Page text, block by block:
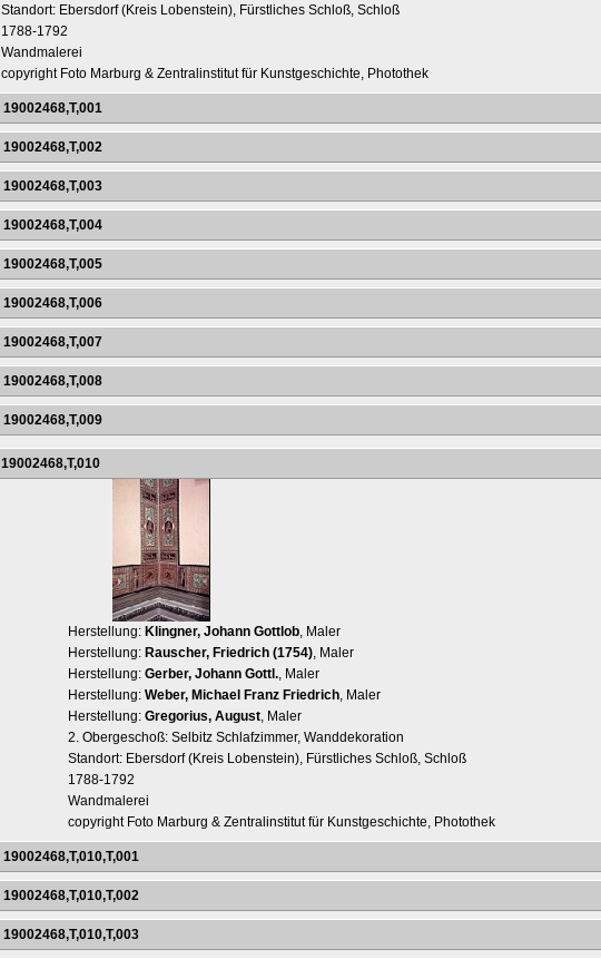
Standort: Ebersdorf (Kreis Lobenstein), Fürstliches Schloß, Schloß
1788-1792
Wandmalerei
copyright Foto Marburg & Zentralinstitut für Kunstgeschichte, Photothek
19002468,T,001
19002468,T,002
19002468,T,003
19002468,T,004
19002468,T,005
19002468,T,006
19002468,T,007
19002468,T,008
19002468,T,009
19002468,T,010
Herstellung: Klingner, Johann Gottlob, Maler
Herstellung: Rauscher, Friedrich (1754), Maler
Herstellung: Gerber, Johann Gottl., Maler
Herstellung: Weber, Michael Franz Friedrich, Maler
Herstellung: Gregorius, August, Maler
2. Obergeschoß: Selbitz Schlafzimmer, Wanddekoration
Standort: Ebersdorf (Kreis Lobenstein), Fürstliches Schloß, Schloß
1788-1792
Wandmalerei
copyright Foto Marburg & Zentralinstitut für Kunstgeschichte, Photothek
19002468,T,010,T,001
19002468,T,010,T,002
19002468,T,010,T,003